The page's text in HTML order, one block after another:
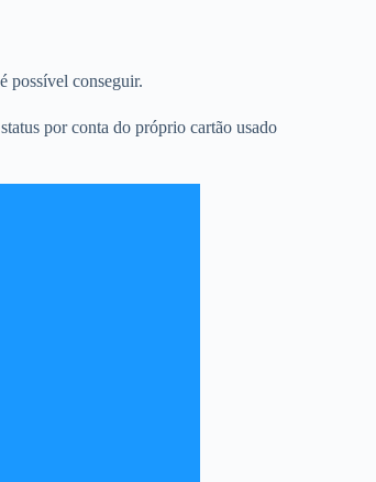
possível conseguir.
por conta do próprio cartão usado